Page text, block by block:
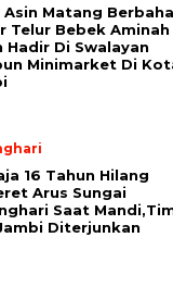
Asin Matang
Telur Bebek Aminah
Hadir Di Swalayan
Minimarket Di
16 Tahun Hilang
Arus Sungai
Saat
Diterjunkan